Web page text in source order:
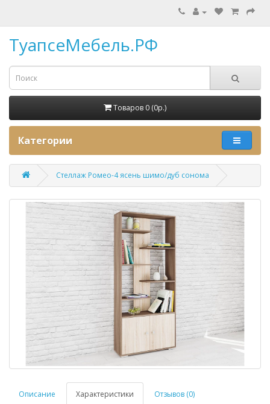
ТуапсеМебель.РФ
Товаров 0 (0p.)
Категории
Стеллаж Ромео-4 ясень шимо/дуб сонома
Описание Характеристики Отзывов (0)